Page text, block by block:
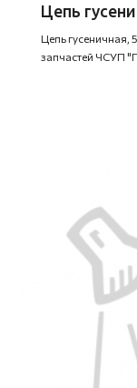
Цепь
Цепь гусеничная,
запчастей ЧСУП